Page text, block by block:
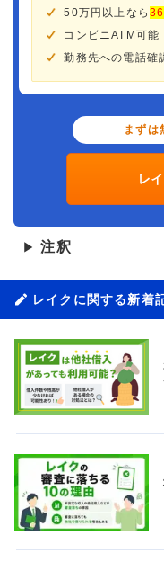
50万円以上なら
コンビニATM可能
勤務先への電話確
まずは
レ
▶ 注釈
レイクに関する新着